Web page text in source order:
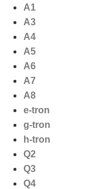
naar
inhoud
A1
A3
A4
A5
A6
A7
A8
e-tron
g-tron
h-tron
Q2
Q3
Q4